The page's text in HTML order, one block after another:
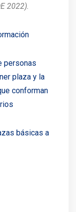
2022).
personas
plaza y la
conforman
básicas a